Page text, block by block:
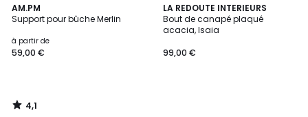
AM.PM
Support pour bûche Merlin
à partir de
59,00 €
4,1
/ 5
4,1
/
LA REDOUTE INTERIEURS
Bout de canapé plaqué
acacia, Isaia
99,00 €